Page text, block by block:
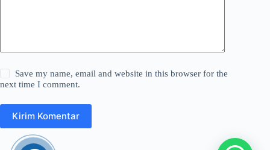
Save my name, email and website in this browser for the
next time I comment.
Kirim Komentar